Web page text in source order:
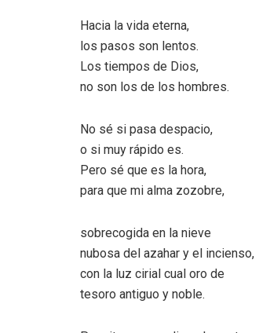
Hacia la vida eterna,
los pasos son lentos.
Los tiempos de Dios,
no son los de los hombres.
No sé si pasa despacio,
o si muy rápido es.
Pero sé que es la hora,
para que mi alma zozobre,
sobrecogida en la nieve
nubosa del azahar y el incienso,
con la luz cirial cual oro de
tesoro antiguo y noble.